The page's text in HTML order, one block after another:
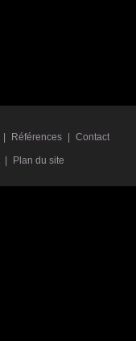
Références Contact
Plan du site